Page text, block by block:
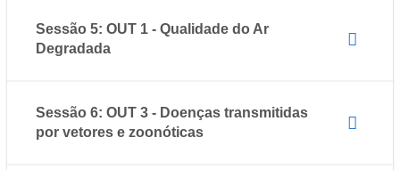
Sessão 5: OUT 1 - Qualidade do Ar
Degradada
Sessão 6: OUT 3 - Doenças transmitidas
por vetores e zoonóticas